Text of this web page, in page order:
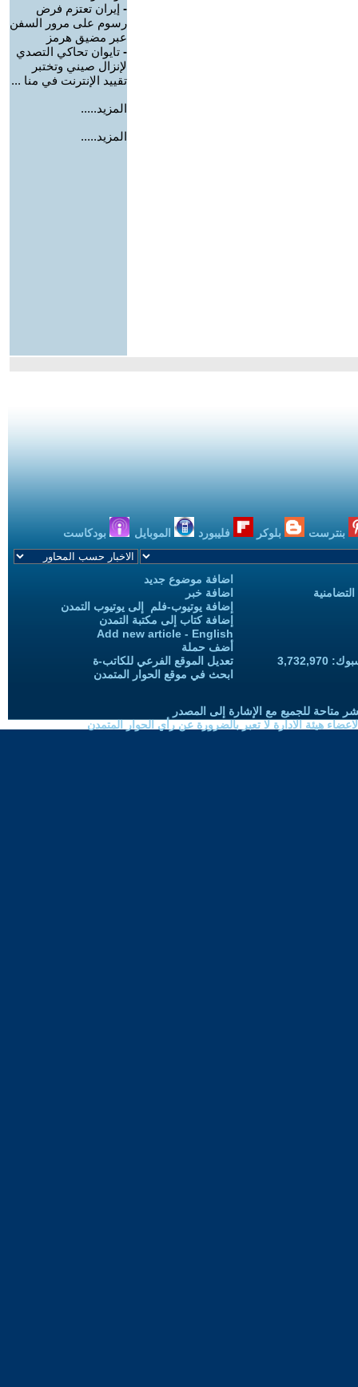
- إيران تعتزم فرض
رسوم على مرور السفن
عبر مضيق هرمز
- تايوان تحاكي التصدي
لإنزال صيني وتختبر
تقييد الإنترنت في منا ...
المزيد.....
المزيد.....
بنترست بلوكر فليبورد الموبايل بودكاست
اضافة موضوع جديد
اضافة خبر
إضافة يوتيوب-فلم إلى يوتيوب التمدن
إضافة كتاب إلى مكتبة التمدن
Add new article - English
أضف حملة
تعديل الموقع الفرعي للكاتب-ة
ابحث في موقع الحوار المتمدن
متاحة للجميع مع الإشارة إلى المصدر
هيئة الادارة لا تعبر بالضرورة عن رأي الحوار المتمدن